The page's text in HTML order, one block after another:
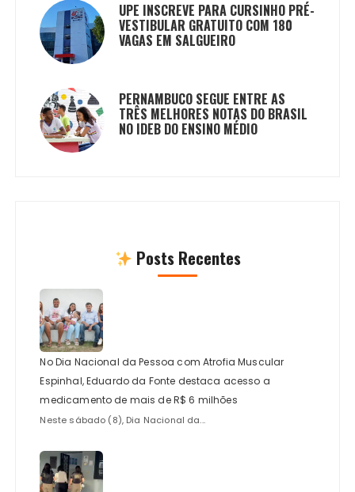
UPE INSCREVE PARA CURSINHO PRÉ-
VESTIBULAR GRATUITO COM 180
VAGAS EM SALGUEIRO
PERNAMBUCO SEGUE ENTRE AS
TRÊS MELHORES NOTAS DO BRASIL
NO IDEB DO ENSINO MÉDIO
Posts Recentes
No Dia Nacional da Pessoa com Atrofia Muscular
Espinhal, Eduardo da Fonte destaca acesso a
medicamento de mais de R$ 6 milhões
Neste sábado (8), Dia Nacional da...